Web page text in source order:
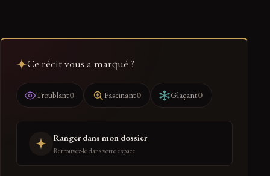
Ce récit vous a marqué ?
Troublant0 Fascinant0 Glaçant0
Ranger dans mon dossier
Retrouvez-le dans votre espace